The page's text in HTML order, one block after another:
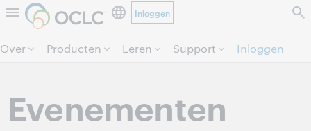
Direct door naar pagina.
Inloggen
Over Producten Leren Support Inloggen
Evenementen